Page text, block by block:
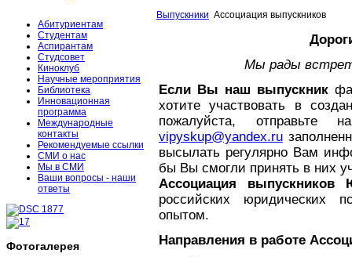
Абитуриентам
Студентам
Аспирантам
Студсовет
Киноклуб
Научные мероприятия
Библиотека
Инновационная
программа
Международные
контакты
Рекомендуемые ссылки
СМИ о нас
Мы в СМИ
Ваши вопросы - наши
ответы
Фотогалерея
Выпускники Ассоциация выпускников
Мы рады
Если Вы наш выпускник
хотите участвовать в
пожалуйста, отправьте
vipyskup@yandex.ru
высылать регулярно Вам
бы Вы смогли принять в них
Ассоциация выпускников
российских юридических
опытом.
Направления в работе